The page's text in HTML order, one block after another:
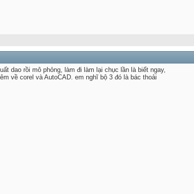
dao rồi mô phỏng, làm đi làm lại chục lần là biết ngay,
về corel và AutoCAD. em nghĩ bộ 3 đó là bác thoải